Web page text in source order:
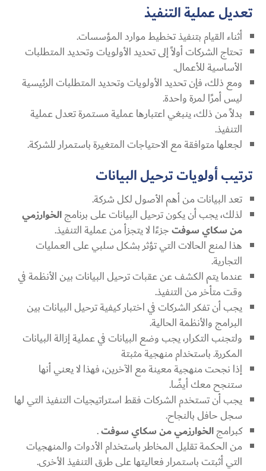
تعديل عملية التنفيذ
أثناء القيام بتنفيذ تخطيط موارد المؤسسات.
تحتاج الشركات أولاً إلى تحديد الأولويات وتحديد المتطلبات
الأساسية للأعمال.
ومع ذلك، فإن تحديد الأولويات وتحديد المتطلبات الرئيسية
ليس أمرًا لمرة واحدة.
بدلاً من ذلك، ينبغي اعتبارها عملية مستمرة تعدل عملية
التنفيذ.
لجعلها متوافقة مع الاحتياجات المتغيرة باستمرار للشركة.
ترتيب أولويات ترحيل البيانات
تعد البيانات من أهم الأصول لكل شركة.
لذلك، يجب أن يكون ترحيل البيانات على برنامجالخوارزمي
من سكاي سوفتجزءًا لا يتجزأ من عملية التنفيذ.
هذا لمنع الحالات التي تؤثر بشكل سلبي على العمليات
التجارية.
عندما يتم الكشف عن عقبات ترحيل البيانات بين الأنظمة في
وقت متأخر من التنفيذ.
يجب أن تفكر الشركات في اختبار كيفية ترحيل البيانات بين
البرامج والأنظمة الحالية.
ولتجنب التكرار، يجب وضع البيانات في عملية إزالة البيانات
المكررة. باستخدام منهجية مثبتة
إذا نجحت منهجية معينة مع الآخرين، فهذا لا يعني أنها
ستنجح معك أيضًا.
يجب أن تستخدم الشركات فقط استراتيجيات التنفيذ التي لها
سجل حافل بالنجاح.
كبرامجالخوارزمي من سكاي سوفت.
من الحكمة تقليل المخاطر باستخدام الأدوات والمنهجيات
التي أثبتت باستمرار فعاليتها على طرق التنفيذ الأخرى.